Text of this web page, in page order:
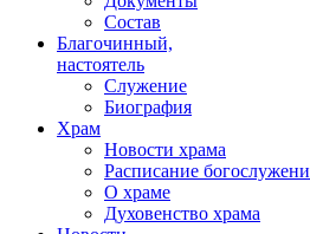
Состав
Благочинный,
настоятель
Служение
Биография
Храм
Новости храма
Расписание
О храме
Духовенство храма